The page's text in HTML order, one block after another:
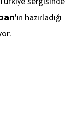
'ın hazırladığı